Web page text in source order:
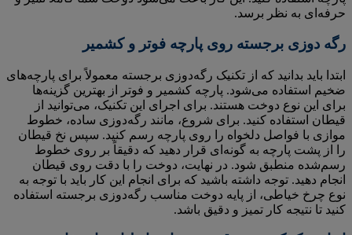
حرفه‌ای به نظر برسد.
رگه دوزی برجسته روی پارچه فوتر و کشمیر
ابتدا باید بدانید که از تکنیک رگه‌دوزی برجسته معمولاً برای پارچه‌های
ضخیم استفاده می‌شود. پارچه کشمیر و فوتر از بهترین گزینه‌ها
برای این نوع دوخت هستند. برای اجرای این تکنیک، می‌توانید از
قیطان استفاده کنید. برای شروع، مانند رگه‌دوزی ساده، خطوط
موازی با فواصل دلخواه را روی پارچه رسم کنید. سپس نخ قیطان
را از پشت پارچه به گونه‌ای قرار دهید که دقیقاً بر روی خطوط
رسم‌شده منطبق شود. در نهایت، دوخت را با دقت روی قیطان
انجام دهید. توجه داشته باشید که برای انجام این کار باید با توجه به
نوع چرخ خیاطی، از پایه دوخت مناسب رگه‌دوزی برجسته استفاده
کنید تا نتیجه کار تمیز و دقیق باشد.